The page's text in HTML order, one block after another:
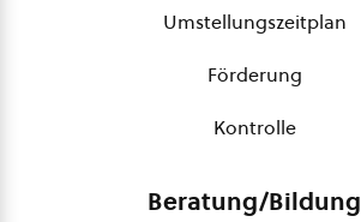
Umstellungszeitplan
Förderung
Kontrolle
Beratung/Bildung